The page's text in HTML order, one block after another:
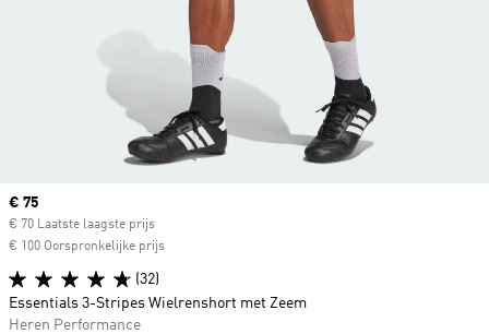
Current price
€ 75
€ 70 Laatste laagste prijs
€ 100 Oorspronkelijke prijs
(32)
Essentials 3-Stripes Wielrenshort met Zeem
Heren Performance